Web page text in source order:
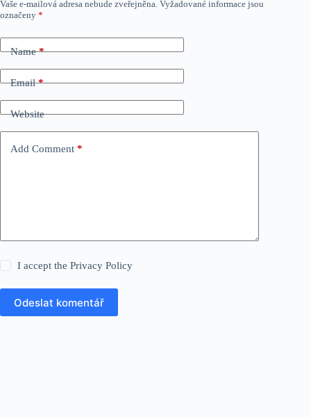
Vaše e-mailová adresa nebude zveřejněna. Vyžadované informace jsou
označeny *
Name*
Email*
Website
Add Comment *
I accept thePrivacy Policy
Odeslat komentář